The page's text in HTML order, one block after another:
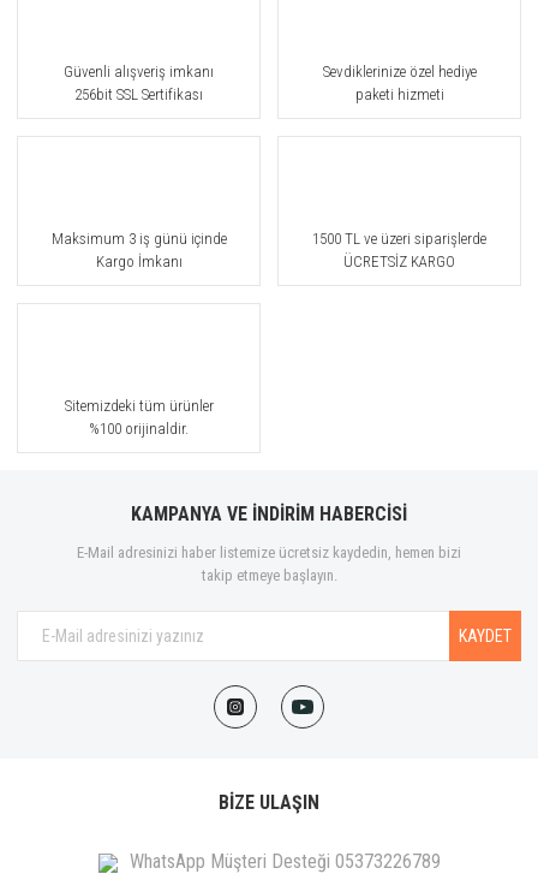
Güvenli alışveriş imkanı
256bit SSL Sertifikası
Sevdiklerinize özel hediye
paketi hizmeti
Maksimum 3 iş günü içinde
Kargo İmkanı
1500 TL ve üzeri siparişlerde
ÜCRETSİZ KARGO
Sitemizdeki tüm ürünler
%100 orijinaldir.
KAMPANYA VE İNDİRİM HABERCİSİ
E-Mail adresinizi haber listemize ücretsiz kaydedin, hemen bizi
takip etmeye başlayın.
KAYDET
BİZE ULAŞIN
WhatsApp Müşteri Desteği 05373226789